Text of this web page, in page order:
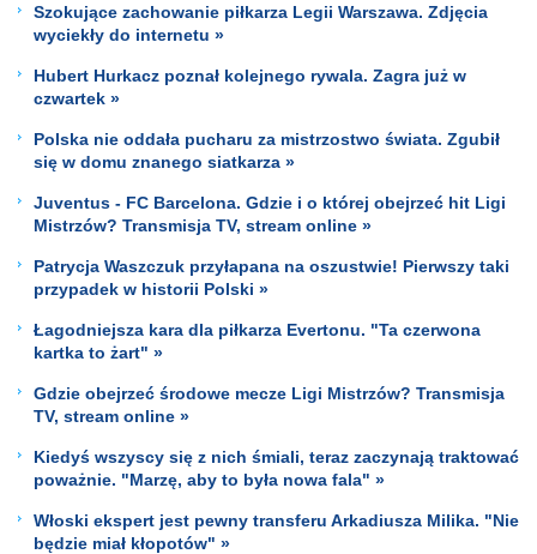
Szokujące zachowanie piłkarza Legii Warszawa. Zdjęcia
wyciekły do internetu »
Hubert Hurkacz poznał kolejnego rywala. Zagra już w
czwartek »
Polska nie oddała pucharu za mistrzostwo świata. Zgubił
się w domu znanego siatkarza »
Juventus - FC Barcelona. Gdzie i o której obejrzeć hit Ligi
Mistrzów? Transmisja TV, stream online »
Patrycja Waszczuk przyłapana na oszustwie! Pierwszy taki
przypadek w historii Polski »
Łagodniejsza kara dla piłkarza Evertonu. "Ta czerwona
kartka to żart" »
Gdzie obejrzeć środowe mecze Ligi Mistrzów? Transmisja
TV, stream online »
Kiedyś wszyscy się z nich śmiali, teraz zaczynają traktować
poważnie. "Marzę, aby to była nowa fala" »
Włoski ekspert jest pewny transferu Arkadiusza Milika. "Nie
będzie miał kłopotów" »